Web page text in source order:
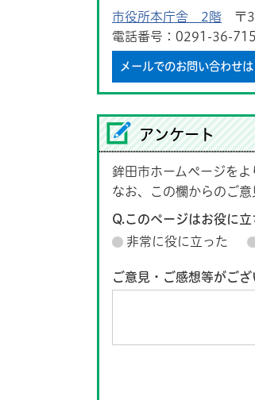
市役所本庁舎 2階 〒
電話番号：0291-36-
メールでのお問い合わせ
アンケート
鉾田市ホームページを
なお、この欄からのご
Q.このページはお役に立
非常に役に立った
ご意見・ご感想等がご